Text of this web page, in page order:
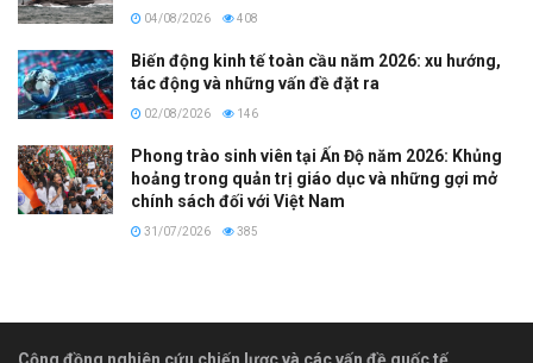
04/08/2026 408
Biến động kinh tế toàn cầu năm 2026: xu hướng,
tác động và những vấn đề đặt ra
02/08/2026 146
Phong trào sinh viên tại Ấn Độ năm 2026: Khủng
hoảng trong quản trị giáo dục và những gợi mở
chính sách đối với Việt Nam
31/07/2026 385